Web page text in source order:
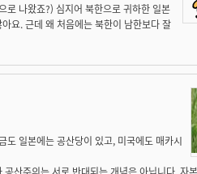
로 나왔죠?) 심지어 북한으로 귀하한 일본
요. 근데 왜 처음에는 북한이 남한보다 잘
도 일본에는 공산당이 있고, 미국에도 매카시
산주의는 서로 반대되는 개념은 아닙니다. 자